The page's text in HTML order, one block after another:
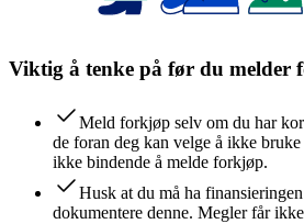
Viktig å tenke på før du melder
Meld forkjøp selv om du har
de foran deg kan velge å ikke
ikke bindende å melde forkjøp.
Husk at du må ha
dokumentere denne. Megler får